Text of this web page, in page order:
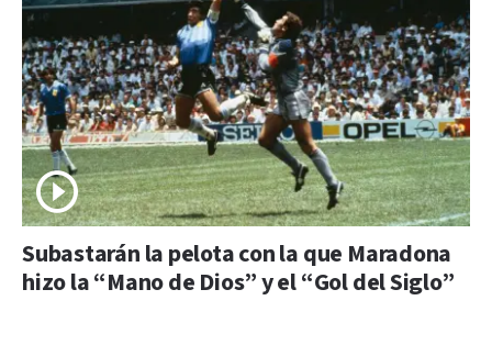
Subastarán la pelota con la que Maradona
hizo la “Mano de Dios” y el “Gol del Siglo”